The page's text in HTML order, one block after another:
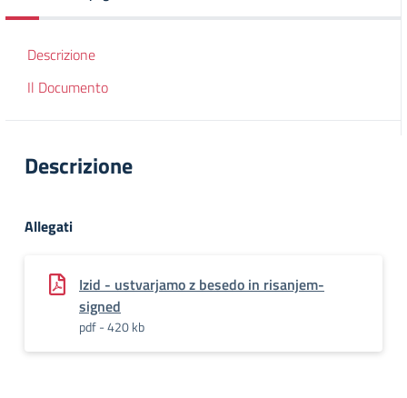
Descrizione
Il Documento
Descrizione
Allegati
Izid - ustvarjamo z besedo in risanjem-
signed
pdf - 420 kb